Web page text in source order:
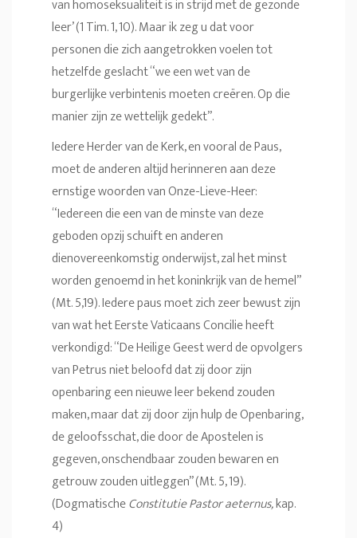
van homoseksualiteit is in strijd met de gezonde
leer’ (1 Tim. 1, 10). Maar ik zeg u dat voor
personen die zich aangetrokken voelen tot
hetzelfde geslacht “we een wet van de
burgerlijke verbintenis moeten creëren. Op die
manier zijn ze wettelijk gedekt”.
Iedere Herder van de Kerk, en vooral de Paus,
moet de anderen altijd herinneren aan deze
ernstige woorden van Onze-Lieve-Heer:
“Iedereen die een van de minste van deze
geboden opzij schuift en anderen
dienovereenkomstig onderwijst, zal het minst
worden genoemd in het koninkrijk van de hemel”
(Mt. 5,19). Iedere paus moet zich zeer bewust zijn
van wat het Eerste Vaticaans Concilie heeft
verkondigd: “De Heilige Geest werd de opvolgers
van Petrus niet beloofd dat zij door zijn
openbaring een nieuwe leer bekend zouden
maken, maar dat zij door zijn hulp de Openbaring,
de geloofsschat, die door de Apostelen is
gegeven, onschendbaar zouden bewaren en
getrouw zouden uitleggen” (Mt. 5, 19).
(DogmatischeConstitutie Pastor aeternus,kap.
4)